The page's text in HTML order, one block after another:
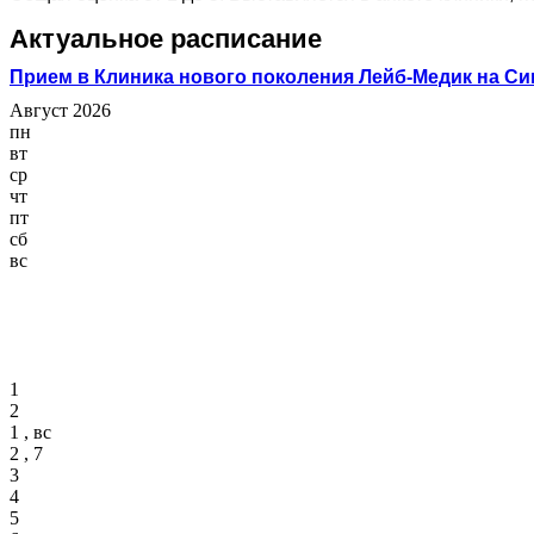
Актуальное расписание
Прием в Клиника нового поколения Лейб-Медик на
Август 2026
пн
вт
ср
чт
пт
сб
вс
1
2
1 , вс
2 , 7
3
4
5